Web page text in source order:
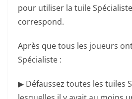
pour utiliser la tuile
correspond.
Après que tous les joueurs
Spécialiste :
▶ Défaussez toutes les tuiles